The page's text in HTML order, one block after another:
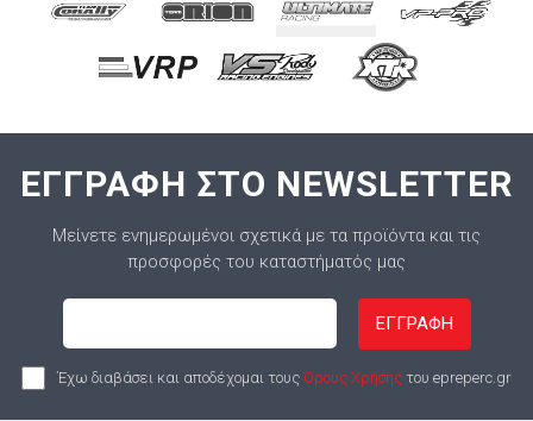
ΕΓΓΡΑΦΗ ΣΤΟ NEWSLETTER
Μείνετε ενημερωμένοι σχετικά με τα προϊόντα και τις
προσφορές του καταστήματός μας
ΕΓΓΡΑΦΗ
Έχω διαβάσει και αποδέχομαι τους Όρους Χρήσης του epreperc.gr